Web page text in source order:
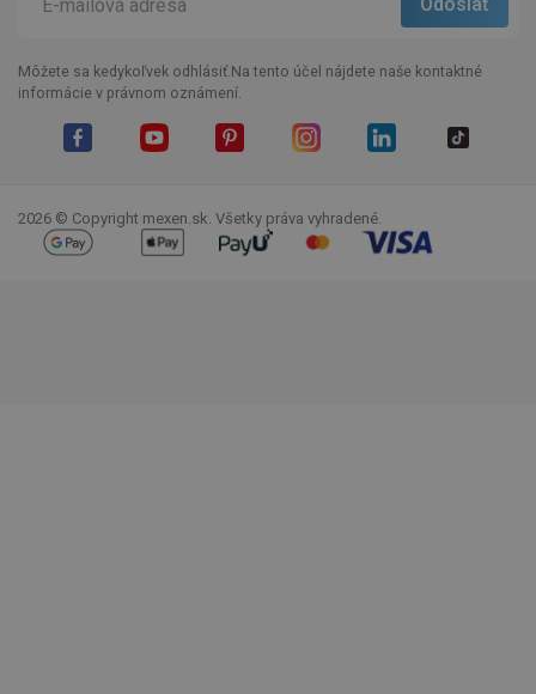
Môžete sa kedykoľvek odhlásiť.Na tento účel nájdete naše kontaktné
informácie v právnom oznámení.
2026 © Copyright mexen.sk. Všetky práva vyhradené.